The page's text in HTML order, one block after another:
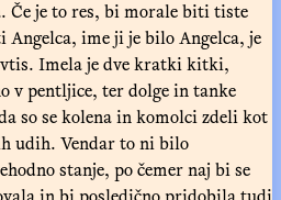
Če je to res, bi morale biti tiste
ime ji je bilo Angelca, je
Imela je dve kratki kitki,
v pentljice, ter dolge in tanke
so se kolena in komolci zdeli kot
udih. Vendar to ni bilo
stanje, po čemer naj bi se